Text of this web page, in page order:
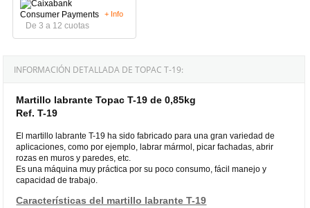
De 3 a 12 cuotas
+ Info
INFORMACIÓN DETALLADA DE TOPAC T-19:
Martillo labrante Topac T-19 de 0,85kg
Ref. T-19
El martillo labrante T-19 ha sido fabricado para una gran variedad de
aplicaciones, como por ejemplo, labrar mármol, picar fachadas, abrir
rozas en muros y paredes, etc.
Es una máquina muy práctica por su poco consumo, fácil manejo y
capacidad de trabajo.
Características del martillo labrante T-19